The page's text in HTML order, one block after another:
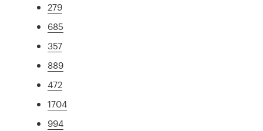
279
685
357
889
472
1704
994